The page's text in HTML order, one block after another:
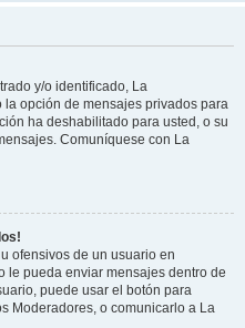
y/o identificado, La
opción de mensajes privados para
ha deshabilitado para usted, o su
Comuníquese con La
ofensivos de un usuario en
le pueda enviar mensajes dentro de
puede usar el botón para
Moderadores, o comunicarlo a La